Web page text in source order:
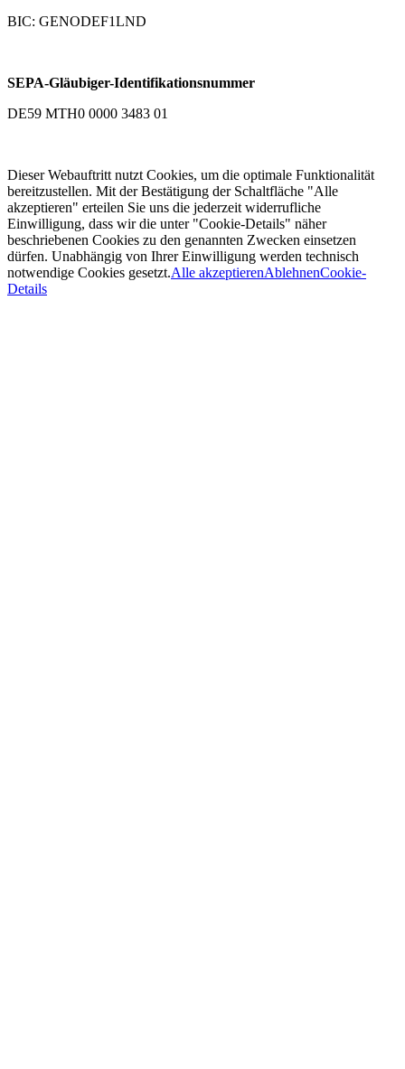
BIC: GENODEF1LND
SEPA-Gläubiger-Identifikationsnummer
DE59 MTH0 0000 3483 01
Dieser Webauftritt nutzt Cookies, um die optimale Funktionalität
bereitzustellen. Mit der Bestätigung der Schaltfläche "Alle
akzeptieren" erteilen Sie uns die jederzeit widerrufliche
Einwilligung, dass wir die unter "Cookie-Details" näher
beschriebenen Cookies zu den genannten Zwecken einsetzen
dürfen. Unabhängig von Ihrer Einwilligung werden technisch
notwendige Cookies gesetzt.Alle akzeptierenAblehnenCookie-
Details